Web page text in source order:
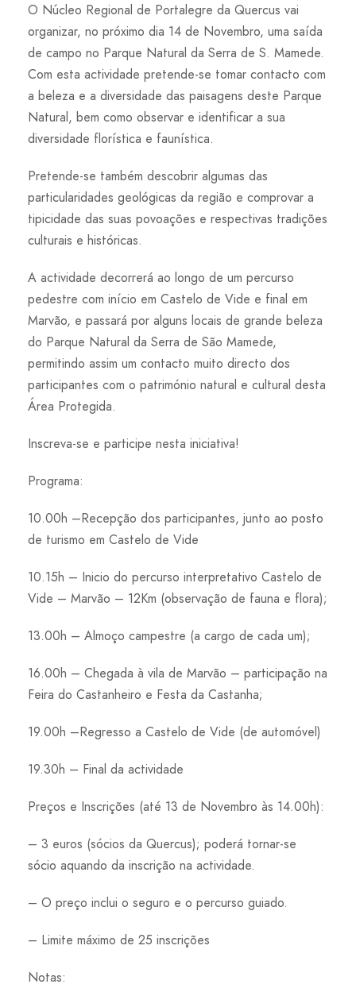
O Núcleo Regional de Portalegre da Quercus vai
organizar, no próximo dia 14 de Novembro, uma saída
de campo no Parque Natural da Serra de S. Mamede.
Com esta actividade pretende-se tomar contacto com
a beleza e a diversidade das paisagens deste Parque
Natural, bem como observar e identificar a sua
diversidade florística e faunística.
Pretende-se também descobrir algumas das
particularidades geológicas da região e comprovar a
tipicidade das suas povoações e respectivas tradições
culturais e históricas.
A actividade decorrerá ao longo de um percurso
pedestre com início em Castelo de Vide e final em
Marvão, e passará por alguns locais de grande beleza
do Parque Natural da Serra de São Mamede,
permitindo assim um contacto muito directo dos
participantes com o património natural e cultural desta
Área Protegida.
Inscreva-se e participe nesta iniciativa!
Programa:
10.00h –Recepção dos participantes, junto ao posto
de turismo em Castelo de Vide
10.15h – Inicio do percurso interpretativo Castelo de
Vide – Marvão – 12Km (observação de fauna e flora);
13.00h – Almoço campestre (a cargo de cada um);
16.00h – Chegada à vila de Marvão – participação na
Feira do Castanheiro e Festa da Castanha;
19.00h –Regresso a Castelo de Vide (de automóvel)
19.30h – Final da actividade
Preços e Inscrições (até 13 de Novembro às 14.00h):
– 3 euros (sócios da Quercus); poderá tornar-se
sócio aquando da inscrição na actividade.
– O preço inclui o seguro e o percurso guiado.
– Limite máximo de 25 inscrições
Notas: